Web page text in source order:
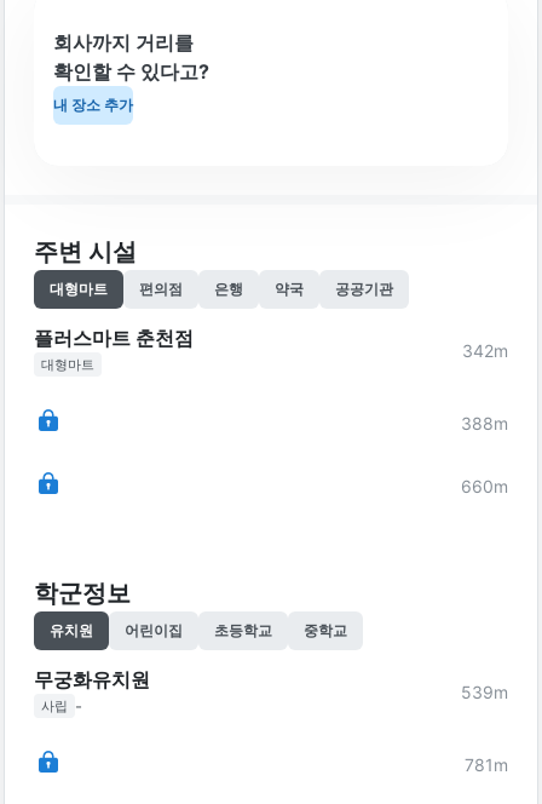
회사까지 거리를
확인할 수 있다고?
내 장소 추가
주변 시설
대형마트 편의점 은행 약국 공공기관
플러스마트 춘천점
대형마트
342m
388m
660m
학군정보
유치원 어린이집 초등학교 중학교
무궁화유치원
사립 -
539m
781m